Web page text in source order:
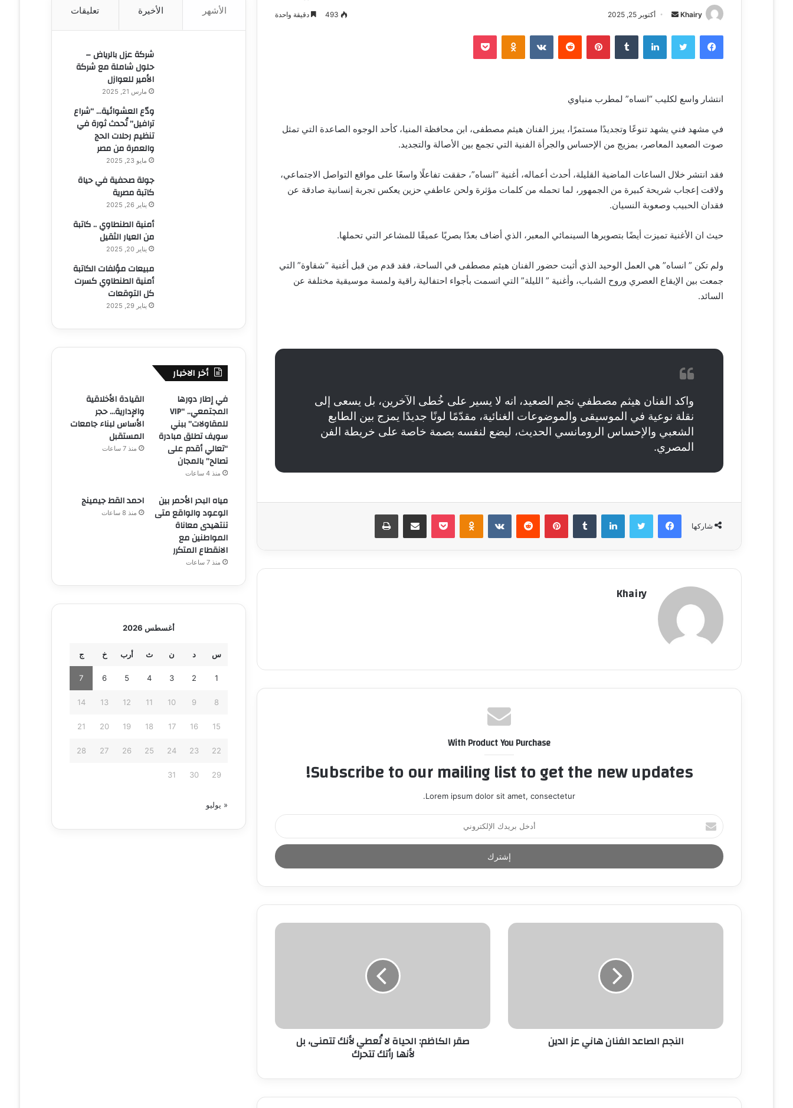
Khairy
أ
ل
ي
إ
و
ي
أكتوبر 25, 2025 493 دقيقة واحدة
فيسبوك تويتر لينكدإن ‏Tumblr بينتيريست ‏Reddit
‏VKontakte
Odnoklassniki بوكيت
انتشار واسع لكليب “انساه” لمطرب منياوي
في مشهد فني يشهد تنوعًا وتجديدًا مستمرًا، يبرز الفنان هيثم مصطفى، ابن محافظة المنيا، كأحد الوجوه الصاعدة التي تمثل
صوت الصعيد المعاصر، بمزيج من الإحساس والجرأة الفنية التي تجمع بين الأصالة والتجديد.
فقد انتشر خلال الساعات الماضية القليلة، أحدث أعماله، أغنية “انساه”، حققت تفاعلًا واسعًا على مواقع التواصل الاجتماعي،
ولاقت إعجاب شريحة كبيرة من الجمهور، لما تحمله من كلمات مؤثرة ولحن عاطفي حزين يعكس تجربة إنسانية صادقة عن
فقدان الحبيب وصعوبة النسيان.
حيث ان الأغنية تميزت أيضًا بتصويرها السينمائي المعبر، الذي أضاف بعدًا بصريًا عميقًا للمشاعر التي تحملها.
ولم تكن ” انساه” هي العمل الوحيد الذي أثبت حضور الفنان هيثم مصطفى في الساحة، فقد قدم من قبل أغنية “شقاوة” التي
جمعت بين الإيقاع العصري وروح الشباب، وأغنية ” الليلة” التي اتسمت بأجواء احتفالية راقية ولمسة موسيقية مختلفة عن
السائد.
واكد الفنان هيثم مصطفي نجم الصعيد، انه لا يسير على خُطى الآخرين، بل يسعى إلى
نقلة نوعية في الموسيقى والموضوعات الغنائية، مقدّمًا لونًا جديدًا يمزج بين الطابع
الشعبي والإحساس الرومانسي الحديث، ليضع لنفسه بصمة خاصة على خريطة الفن
المصري.
شاركها
فيسبوك تويتر لينكدإن ‏Tumblr بينتيريست ‏Reddit
‏VKontakte
Odnoklassniki بوكيت مشاركة عبر البريد طباعة
Khairy
With Product You Purchase
Subscribe to our mailing list to get the new updates!
Lorem ipsum dolor sit amet, consectetur.
أ
د
خ
ل
د
ا
النجم الصاعد الفنان هاني عز الدين صقر الكاظم: الحياة لا تُعطي لأنك تتمنى، بل
لأنها رأتك تتحرك
الأشهر الأخيرة تعليقات
شركة عزل بالرياض –
حلول شاملة مع شركة
الأمير للعوازل
مارس 21, 2025
ودّع العشوائية… “شراع
ترافيل” تُحدث ثورة في
تنظيم رحلات الحج
والعمرة من مصر
مايو 23, 2025
جولة صحفية في حياة
كاتبة مصرية
يناير 26, 2025
أمنية الطنطاوي .. كاتبة
من العيار الثقيل
يناير 20, 2025
مبيعات مؤلفات الكاتبة
أمنية الطنطاوي كسرت
كل التوقعات
يناير 29, 2025
أخر الاخبار
في إطار دورها
المجتمعي.. “VIP
للمقاولات” ببني
سويف تطلق مبادرة
“تعالي أقدم على
تصالح” بالمجان
منذ 4 ساعات
القيادة الأخلاقية
والإدارية… حجر
الأساس لبناء جامعات
المستقبل
منذ 7 ساعات
مياه البحر الأحمر بين
الوعود والواقع متى
تنتهيدى معاناة
المواطنين مع
الانقطاع المتكرر
منذ 7 ساعات
احمد القط جيمينج
منذ 8 ساعات
أغسطس 2026
س د ن ث أرب خ ج
1
2
3
4
5
6
7
8
9
10
11
12
13
14
15
16
17
18
19
20
21
22
23
24
25
26
27
28
29
30
31
« يوليو